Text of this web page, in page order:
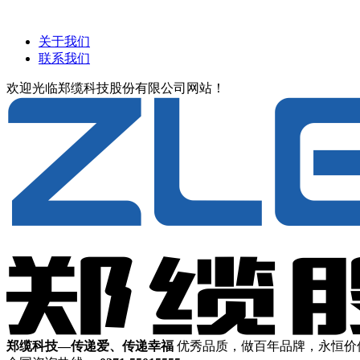
关于我们
联系我们
欢迎光临郑缆科技股份有限公司网站！
郑缆科技—传递爱、传递幸福 优秀品质，做百年品牌，永恒价